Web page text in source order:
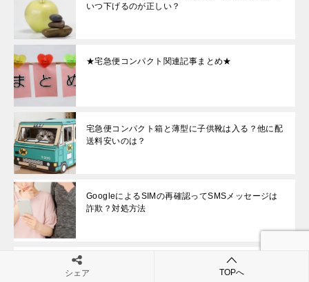
いつ下げるのが正しい？
★宅急便コンパクト関連記事まとめ★
宅急便コンパクト箱と薄型に子供靴は入る？他に配
送料安いのは？
GoogleによるSIMの再確認ってSMSメッセージは
詐欺？対処方法
仏壇お供え物…お菓子の選び方にタブーはある？定
番や人気の物を紹介！
シェア TOPへ